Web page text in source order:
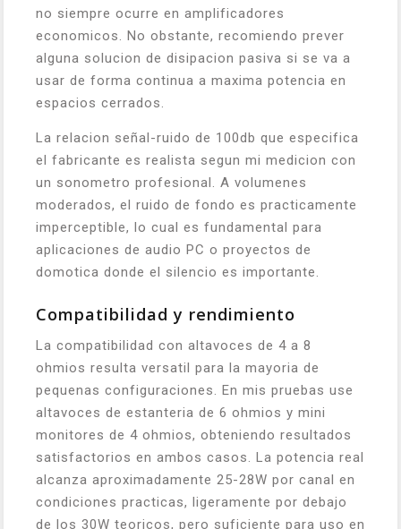
no siempre ocurre en amplificadores
economicos. No obstante, recomiendo prever
alguna solucion de disipacion pasiva si se va a
usar de forma continua a maxima potencia en
espacios cerrados.
La relacion señal-ruido de 100db que especifica
el fabricante es realista segun mi medicion con
un sonometro profesional. A volumenes
moderados, el ruido de fondo es practicamente
imperceptible, lo cual es fundamental para
aplicaciones de audio PC o proyectos de
domotica donde el silencio es importante.
Compatibilidad y rendimiento
La compatibilidad con altavoces de 4 a 8
ohmios resulta versatil para la mayoria de
pequenas configuraciones. En mis pruebas use
altavoces de estanteria de 6 ohmios y mini
monitores de 4 ohmios, obteniendo resultados
satisfactorios en ambos casos. La potencia real
alcanza aproximadamente 25-28W por canal en
condiciones practicas, ligeramente por debajo
de los 30W teoricos, pero suficiente para uso en